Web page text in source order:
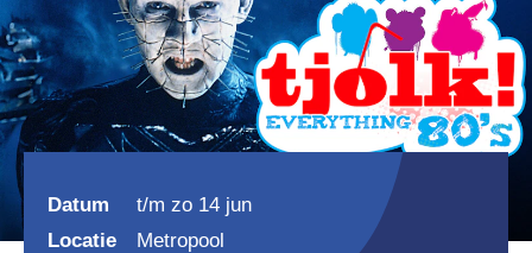
Datum
t/m zo 14 jun
Locatie
Metropool